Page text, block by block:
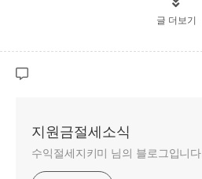
글 더보기
지원금절세소식
수익절세지키미 님의 블로그입니다.